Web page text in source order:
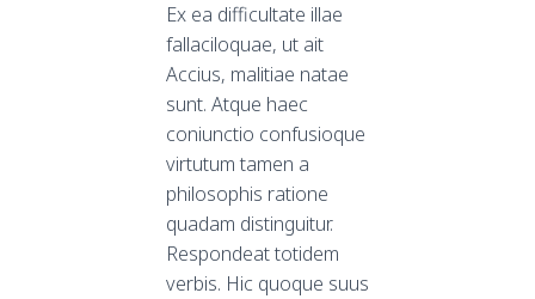
Ex ea difficultate illae
fallaciloquae, ut ait
Accius, malitiae natae
sunt. Atque haec
coniunctio confusioque
virtutum tamen a
philosophis ratione
quadam distinguitur.
Respondeat totidem
verbis. Hic quoque suus